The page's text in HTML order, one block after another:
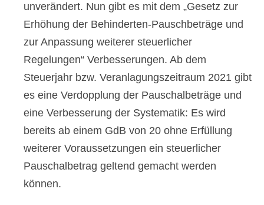
unverändert. Nun gibt es mit dem „Gesetz zur
Erhöhung der Behinderten-Pauschbeträge und
zur Anpassung weiterer steuerlicher
Regelungen“ Verbesserungen. Ab dem
Steuerjahr bzw. Veranlagungszeitraum 2021 gibt
es eine Verdopplung der Pauschalbeträge und
eine Verbesserung der Systematik: Es wird
bereits ab einem GdB von 20 ohne Erfüllung
weiterer Voraussetzungen ein steuerlicher
Pauschalbetrag geltend gemacht werden
können.